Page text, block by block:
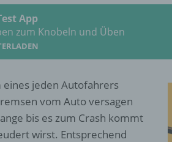
App
zum Knobeln und Üben
eines jeden Autofahrers
vom Auto versagen
bis es zum Crash kommt
wirst. Entsprechend